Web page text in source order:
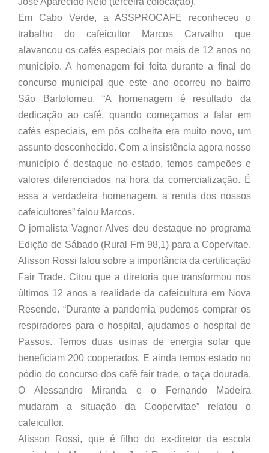
Em Cabo Verde, a ASSPROCAFE reconheceu o
trabalho do cafeicultor Marcos Carvalho que
alavancou os cafés especiais por mais de 12 anos no
município. A homenagem foi feita durante a final do
concurso municipal que este ano ocorreu no bairro
São Bartolomeu. “A homenagem é resultado da
dedicação ao café, quando começamos a falar em
cafés especiais, em pós colheita era muito novo, um
assunto desconhecido. Com a insistência agora nosso
município é destaque no estado, temos campeões e
valores diferenciados na hora da comercialização. É
essa a verdadeira homenagem, a renda dos nossos
cafeicultores” falou Marcos.
O jornalista Vagner Alves deu destaque no programa
Edição de Sábado (Rural Fm 98,1) para a Copervitae.
Alisson Rossi falou sobre a importância da certificação
Fair Trade. Citou que a diretoria que transformou nos
últimos 12 anos a realidade da cafeicultura em Nova
Resende. “Durante a pandemia pudemos comprar os
respiradores para o hospital, ajudamos o hospital de
Passos. Temos duas usinas de energia solar que
beneficiam 200 cooperados. E ainda temos estado no
pódio do concurso dos café fair trade, o taça dourada.
O Alessandro Miranda e o Fernando Madeira
mudaram a situação da Coopervitae” relatou o
cafeicultor.
Alisson Rossi, que é filho do ex-diretor da escola